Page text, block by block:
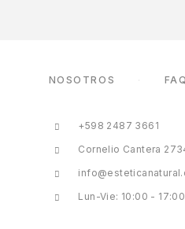
NOSOTROS FAQ
+598 2487 3661
Cornelio Cantera
Lun-Vie: 10:00 - 17:00